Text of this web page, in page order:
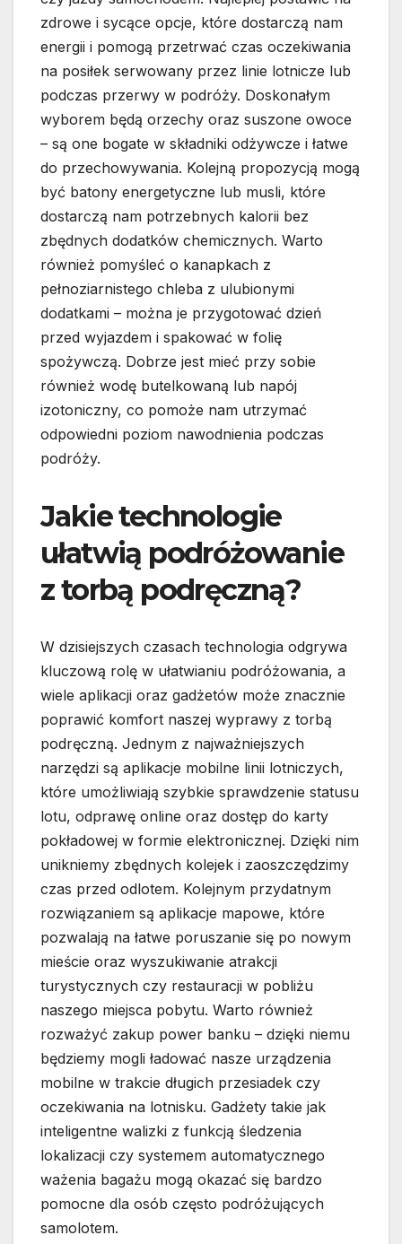
zdrowe i sycące opcje, które dostarczą nam
energii i pomogą przetrwać czas oczekiwania
na posiłek serwowany przez linie lotnicze lub
podczas przerwy w podróży. Doskonałym
wyborem będą orzechy oraz suszone owoce
– są one bogate w składniki odżywcze i łatwe
do przechowywania. Kolejną propozycją mogą
być batony energetyczne lub musli, które
dostarczą nam potrzebnych kalorii bez
zbędnych dodatków chemicznych. Warto
również pomyśleć o kanapkach z
pełnoziarnistego chleba z ulubionymi
dodatkami – można je przygotować dzień
przed wyjazdem i spakować w folię
spożywczą. Dobrze jest mieć przy sobie
również wodę butelkowaną lub napój
izotoniczny, co pomoże nam utrzymać
odpowiedni poziom nawodnienia podczas
podróży.
Jakie technologie
ułatwią podróżowanie
z torbą podręczną?
W dzisiejszych czasach technologia odgrywa
kluczową rolę w ułatwianiu podróżowania, a
wiele aplikacji oraz gadżetów może znacznie
poprawić komfort naszej wyprawy z torbą
podręczną. Jednym z najważniejszych
narzędzi są aplikacje mobilne linii lotniczych,
które umożliwiają szybkie sprawdzenie statusu
lotu, odprawę online oraz dostęp do karty
pokładowej w formie elektronicznej. Dzięki nim
unikniemy zbędnych kolejek i zaoszczędzimy
czas przed odlotem. Kolejnym przydatnym
rozwiązaniem są aplikacje mapowe, które
pozwalają na łatwe poruszanie się po nowym
mieście oraz wyszukiwanie atrakcji
turystycznych czy restauracji w pobliżu
naszego miejsca pobytu. Warto również
rozważyć zakup power banku – dzięki niemu
będziemy mogli ładować nasze urządzenia
mobilne w trakcie długich przesiadek czy
oczekiwania na lotnisku. Gadżety takie jak
inteligentne walizki z funkcją śledzenia
lokalizacji czy systemem automatycznego
ważenia bagażu mogą okazać się bardzo
pomocne dla osób często podróżujących
samolotem.